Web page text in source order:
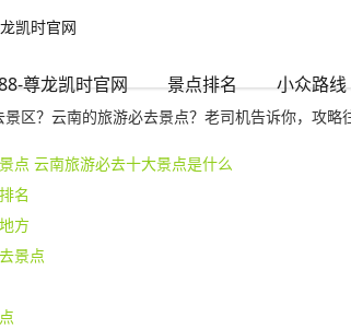
凯时官网
尊龙凯时官网 景点排名 小众路线
凯时官网
南的旅游必去景点-www.尊龙凯时888
景区？云南的旅游必去景点？老司机告诉你，攻略
点 云南旅游必去十大景点是什么
名
方
景点